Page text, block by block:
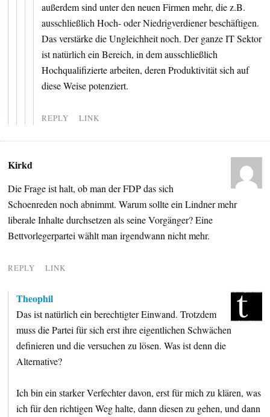
außerdem sind unter den neuen Firmen mehr, die z.B.
ausschließlich Hoch- oder Niedrigverdiener beschäftigen.
Das verstärke die Ungleichheit noch. Der ganze IT Sektor
ist natürlich ein Bereich, in dem ausschließlich
Hochqualifizierte arbeiten, deren Produktivität sich auf
diese Weise potenziert.
REPLY LINK
Kirkd
Die Frage ist halt, ob man der FDP das sich
Schoenreden noch abnimmt. Warum sollte ein Lindner mehr
liberale Inhalte durchsetzen als seine Vorgänger? Eine
Bettvorlegerpartei wählt man irgendwann nicht mehr.
REPLY LINK
Theophil
Das ist natürlich ein berechtigter Einwand. Trotzdem
muss die Partei für sich erst ihre eigentlichen Schwächen
definieren und die versuchen zu lösen. Was ist denn die
Alternative?
Ich bin ein starker Verfechter davon, erst für mich zu klären, was
ich für den richtigen Weg halte, dann diesen zu gehen, und dann